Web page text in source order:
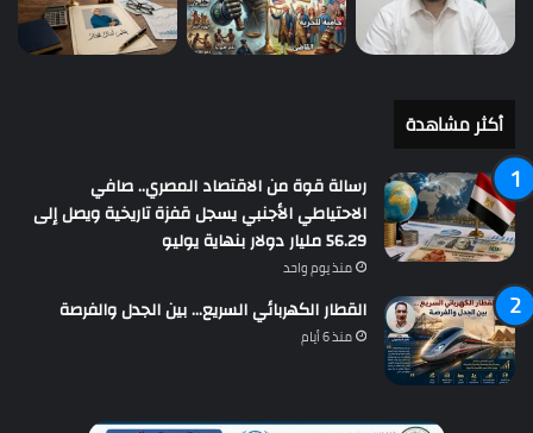
أكثر مشاهدة
رسالة قوة من الاقتصاد المصري.. صافي
الاحتياطي الأجنبي يسجل قفزة تاريخية ويصل إلى
56.29 مليار دولار بنهاية يوليو
منذ يوم واحد
القطار الكهربائي السريع… بين الجدل والفرصة
منذ 6 أيام